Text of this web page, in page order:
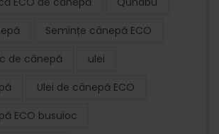
Semințe cânepă ECO
de cânepă
ulei
Ulei de cânepă ECO
ECO busuioc